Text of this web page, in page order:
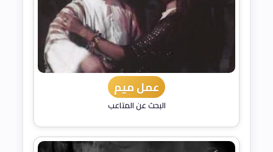
عمل ميم
البحث عن المتاعب